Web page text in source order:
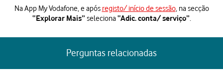
1 de 6
Na App My Vodafone, e após registo/ início de sessão, na secção
“Explorar Mais”seleciona“Adic. conta/ serviço”.
Perguntas relacionadas